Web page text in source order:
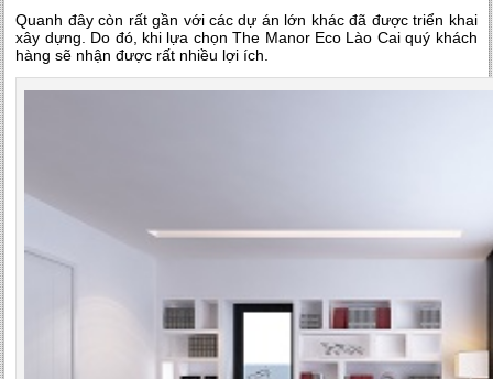
Quanh đây còn rất gần với các dự án lớn khác đã được triển khai
xây dựng. Do đó, khi lựa chọn The Manor Eco Lào Cai quý khách
hàng sẽ nhận được rất nhiều lợi ích.